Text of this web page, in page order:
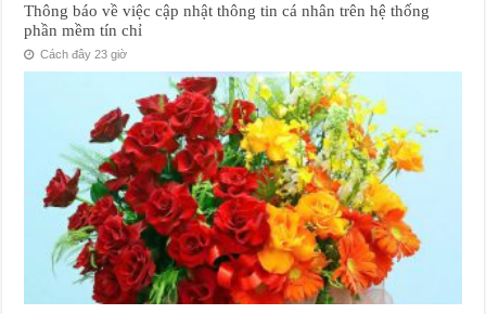
Thông báo về việc cập nhật thông tin cá nhân trên hệ thống
phần mềm tín chỉ
Cách đây 23 giờ